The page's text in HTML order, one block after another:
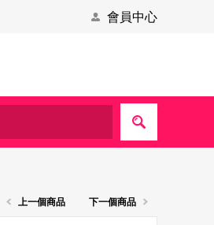
會員中心
上一個商品 下一個商品